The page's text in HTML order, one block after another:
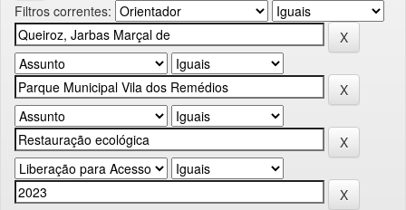
Filtros correntes: